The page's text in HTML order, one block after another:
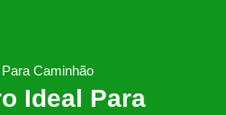
Caminhão
Ideal Para